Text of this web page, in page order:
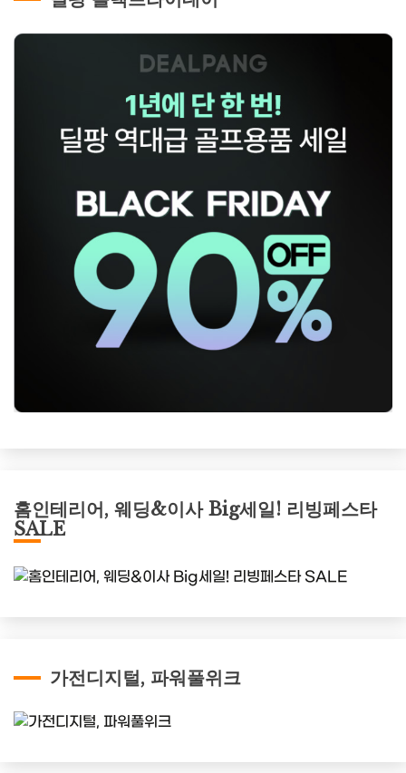
홈인테리어, 웨딩&이사 Big세일! 리빙페스타
SALE
가전디지털, 파워풀위크